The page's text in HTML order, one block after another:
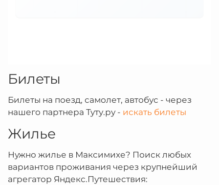
Билеты
Билеты на поезд, самолет, автобус - через
нашего партнера Туту.ру - искать билеты
Жилье
Нужно жилье в Максимихе? Поиск любых
вариантов проживания через крупнейший
агрегатор Яндекс.Путешествия: